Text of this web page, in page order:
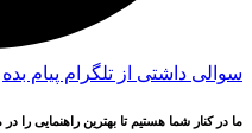
سوالی داشتی از تلگرام پیام بده
ما در کنار شما هستیم تا بهترین راهنمایی را